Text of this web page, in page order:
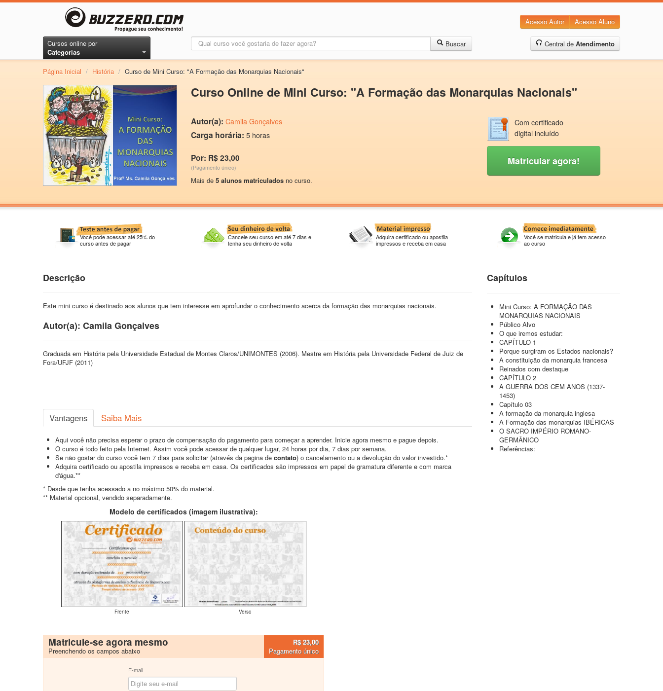
Acesso Autor Acesso Aluno
Cursos online por
Categorias
Buscar Central de Atendimento
Página Inicial / História / Curso de Mini Curso: "A Formação das Monarquias Nacionais"
Curso Online de Mini Curso: "A Formação das Monarquias Nacionais"
Autor(a): Camila Gonçalves
Carga horária: 5 horas
Por: R$ 23,00
(Pagamento único)
Mais de 5 alunos matriculados no curso.
Com certificado
digital incluído
Matricular agora!
Você pode acessar até 25% do
curso antes de pagar
Cancele seu curso em até 7 dias e
tenha seu dinheiro de volta
Adquira certificado ou apostila
impressos e receba em casa
Você se matricula e já tem acesso
ao curso
Descrição
Este mini curso é destinado aos alunos que tem interesse em aprofundar o conhecimento acerca da formação das monarquias nacionais.
Autor(a): Camila Gonçalves
Graduada em História pela Universidade Estadual de Montes Claros/UNIMONTES (2006). Mestre em História pela Universidade Federal de Juiz de
Fora/UFJF (2011)
Vantagens Saiba Mais
Aqui você não precisa esperar o prazo de compensação do pagamento para começar a aprender. Inicie agora mesmo e pague depois.
O curso é todo feito pela Internet. Assim você pode acessar de qualquer lugar, 24 horas por dia, 7 dias por semana.
Se não gostar do curso você tem 7 dias para solicitar (através da pagina de contato) o cancelamento ou a devolução do valor investido.*
Adquira certificado ou apostila impressos e receba em casa. Os certificados são impressos em papel de gramatura diferente e com marca
d'água.**
* Desde que tenha acessado a no máximo 50% do material.
** Material opcional, vendido separadamente.
Modelo de certificados (imagem ilustrativa):
Frente Verso
Matricule-se agora mesmo
Preenchendo os campos abaixo
R$ 23,00
Pagamento único
E-mail
Capítulos
Mini Curso: A FORMAÇÃO DAS
MONARQUIAS NACIONAIS
Público Alvo
O que iremos estudar:
CAPÍTULO 1
Porque surgiram os Estados nacionais?
A constituição da monarquia francesa
Reinados com destaque
CAPÍTULO 2
A GUERRA DOS CEM ANOS (1337-
1453)
Capítulo 03
A formação da monarquia inglesa
A Formação das monarquias IBÉRICAS
O SACRO IMPÉRIO ROMANO-
GERMÂNICO
Referências: